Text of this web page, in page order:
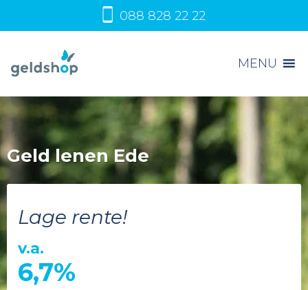
088 828 22 22
MENU
Geld lenen Ede
Lage rente!
v.a.
6,7%